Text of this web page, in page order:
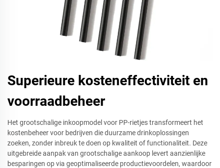
Superieure kosteneffectiviteit en
voorraadbeheer
Het grootschalige inkoopmodel voor PP-rietjes transformeert het
kostenbeheer voor bedrijven die duurzame drinkoplossingen
zoeken, zonder inbreuk te doen op kwaliteit of functionaliteit. Deze
uitgebreide aanpak van grootschalige aankoop levert aanzienlijke
besparingen op via geoptimaliseerde productievoordelen, waardoor